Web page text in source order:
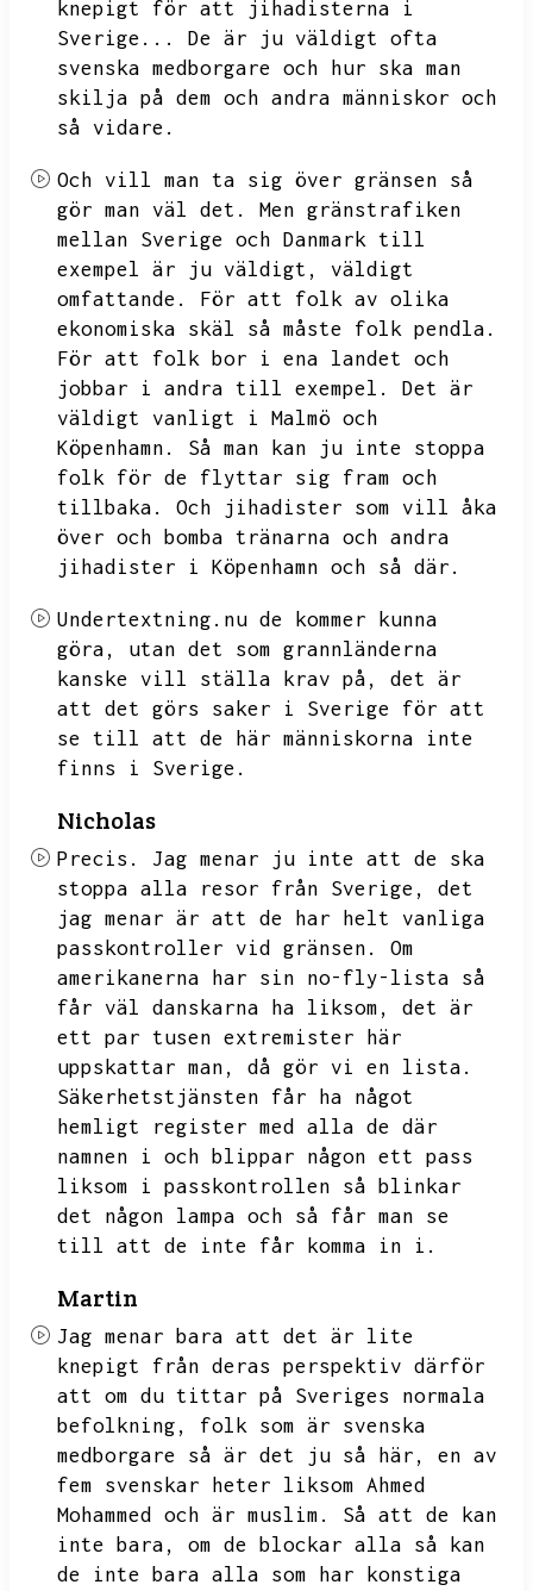
knepigt för att jihadisterna i
Sverige...
De är ju väldigt ofta
svenska medborgare och hur ska man
skilja på dem och andra människor och
så vidare.
Och vill man ta sig över gränsen så
gör man väl det.
Men gränstrafiken
mellan Sverige och Danmark till
exempel är ju väldigt,
väldigt
omfattande.
För att folk av olika
ekonomiska skäl så måste folk pendla.
För att folk bor i ena landet och
jobbar i andra till exempel.
Det är
väldigt vanligt i Malmö och
Köpenhamn.
Så man kan ju inte stoppa
folk för de flyttar sig fram och
tillbaka.
Och jihadister som vill åka
över och bomba tränarna och andra
jihadister i Köpenhamn och så där.
Undertextning.nu de kommer kunna
göra,
utan det som grannländerna
kanske vill ställa krav på,
det är
att det görs saker i Sverige för att
se till att de här människorna inte
finns i Sverige.
Nicholas
Precis.
Jag menar ju inte att de ska
stoppa alla resor från Sverige,
det
jag menar är att de har helt vanliga
passkontroller vid gränsen.
Om
amerikanerna har sin no-fly-lista så
får väl danskarna ha liksom,
det är
ett par tusen extremister här
uppskattar man,
då gör vi en lista.
Säkerhetstjänsten får ha något
hemligt register med alla de där
namnen i och blippar någon ett pass
liksom i passkontrollen så blinkar
det någon lampa och så får man se
till att de inte får komma in i.
Martin
Jag menar bara att det är lite
knepigt från deras perspektiv därför
att om du tittar på Sveriges normala
befolkning,
folk som är svenska
medborgare så är det ju så här,
en av
fem svenskar heter liksom Ahmed
Mohammed och är muslim.
Så att de kan
inte bara,
om de blockar alla så kan
de inte bara alla som har konstiga